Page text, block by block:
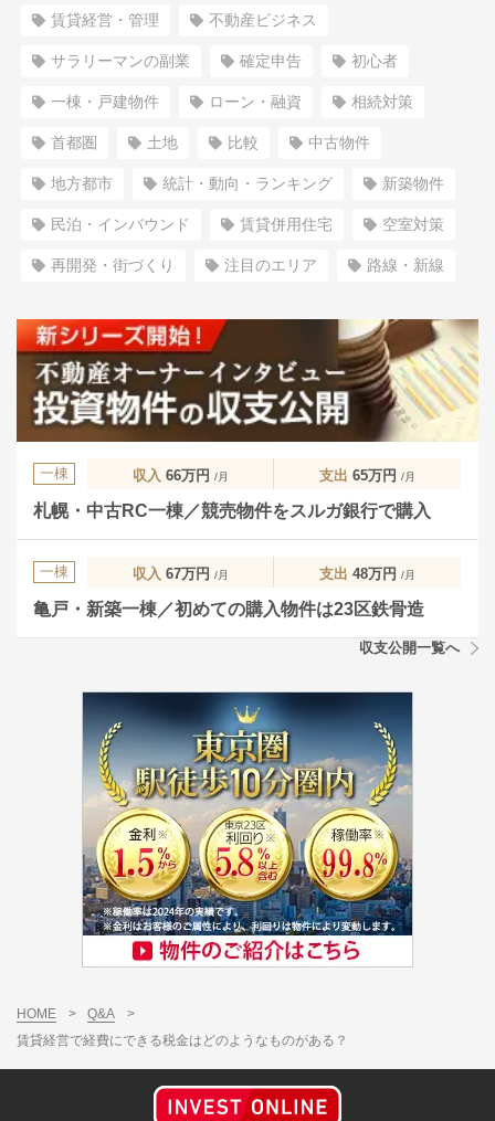
賃貸経営・管理 不動産ビジネス
サラリーマンの副業 確定申告 初心者
一棟・戸建物件 ローン・融資 相続対策
首都圏 土地 比較 中古物件
地方都市 統計・動向・ランキング 新築物件
民泊・インバウンド 賃貸併用住宅 空室対策
再開発・街づくり 注目のエリア 路線・新線
一棟 収入 66万円 /月 支出 65万円 /月
札幌・中古RC一棟／競売物件をスルガ銀行で購入
一棟 収入 67万円 /月 支出 48万円 /月
亀戸・新築一棟／初めての購入物件は23区鉄骨造
収支公開一覧へ
HOME > Q&A
>
賃貸経営で経費にできる税金はどのようなものがある？